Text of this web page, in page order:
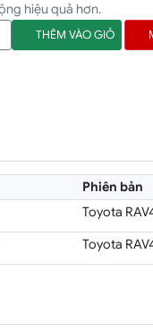
hiệu quả hơn.
THÊM VÀO GIỎ
Phiên bản
Toyota
Toyota